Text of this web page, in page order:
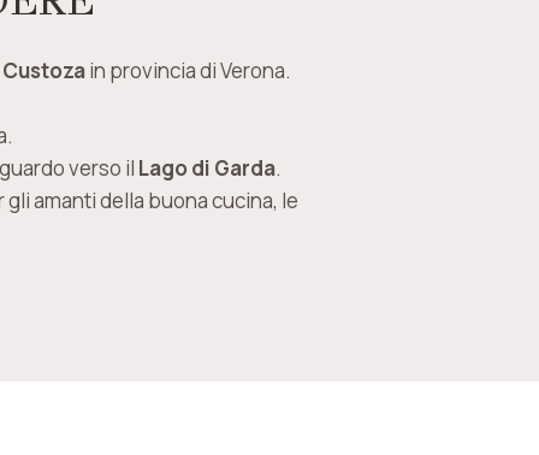
Custozain provincia di Verona.
verso il Lago di Garda.
amanti della buona cucina, le